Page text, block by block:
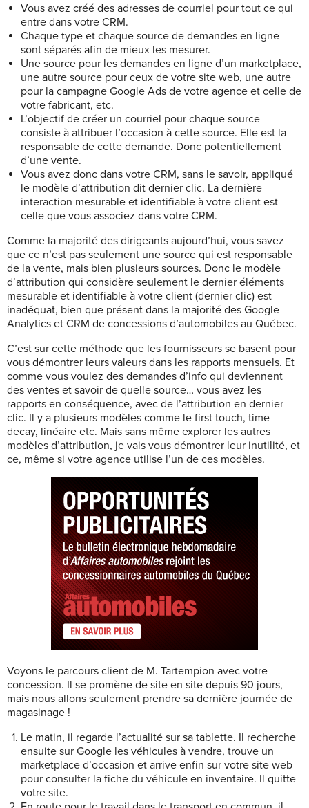
Vous avez créé des adresses de courriel pour tout ce qui
entre dans votre CRM.
Chaque type et chaque source de demandes en ligne
sont séparés afin de mieux les mesurer.
Une source pour les demandes en ligne d’un marketplace,
une autre source pour ceux de votre site web, une autre
pour la campagne Google Ads de votre agence et celle de
votre fabricant, etc.
L’objectif de créer un courriel pour chaque source
consiste à attribuer l’occasion à cette source. Elle est la
responsable de cette demande. Donc potentiellement
d’une vente.
Vous avez donc dans votre CRM, sans le savoir, appliqué
le modèle d’attribution dit dernier clic. La dernière
interaction mesurable et identifiable à votre client est
celle que vous associez dans votre CRM.
Comme la majorité des dirigeants aujourd’hui, vous savez
que ce n’est pas seulement une source qui est responsable
de la vente, mais bien plusieurs sources. Donc le modèle
d’attribution qui considère seulement le dernier éléments
mesurable et identifiable à votre client (dernier clic) est
inadéquat, bien que présent dans la majorité des Google
Analytics et CRM de concessions d’automobiles au Québec.
C’est sur cette méthode que les fournisseurs se basent pour
vous démontrer leurs valeurs dans les rapports mensuels. Et
comme vous voulez des demandes d’info qui deviennent
des ventes et savoir de quelle source… vous avez les
rapports en conséquence, avec de l’attribution en dernier
clic. Il y a plusieurs modèles comme le first touch, time
decay, linéaire etc. Mais sans même explorer les autres
modèles d’attribution, je vais vous démontrer leur inutilité, et
ce, même si votre agence utilise l’un de ces modèles.
Voyons le parcours client de M. Tartempion avec votre
concession. Il se promène de site en site depuis 90 jours,
mais nous allons seulement prendre sa dernière journée de
magasinage !
Le matin, il regarde l’actualité sur sa tablette. Il recherche
ensuite sur Google les véhicules à vendre, trouve un
marketplace d’occasion et arrive enfin sur votre site web
pour consulter la fiche du véhicule en inventaire. Il quitte
votre site.